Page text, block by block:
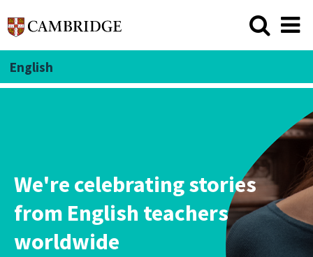
English
Our promise to the planet
Our journey to carbon zero